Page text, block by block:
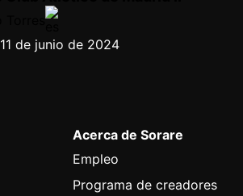
11 de junio de 2024
Acerca de Sorare
Empleo
Programa de creadores